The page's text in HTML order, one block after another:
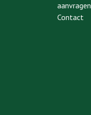
aanvragen
Contact